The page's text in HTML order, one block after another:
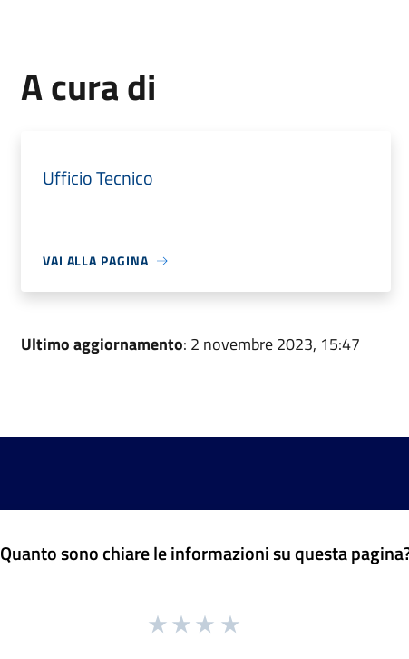
A cura di
Ufficio Tecnico
VAI ALLA PAGINA
Ultimo aggiornamento: 2 novembre 2023, 15:47
Quanto sono chiare le informazioni su questa